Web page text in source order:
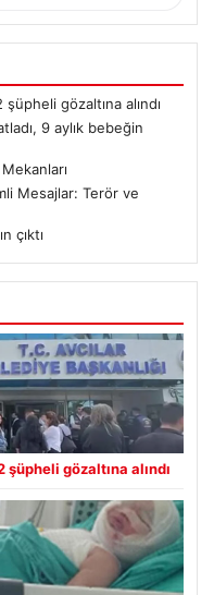
gözaltına alındı
9 aylık bebeğin
Mesajlar: Terör ve
çıktı
gözaltına alındı